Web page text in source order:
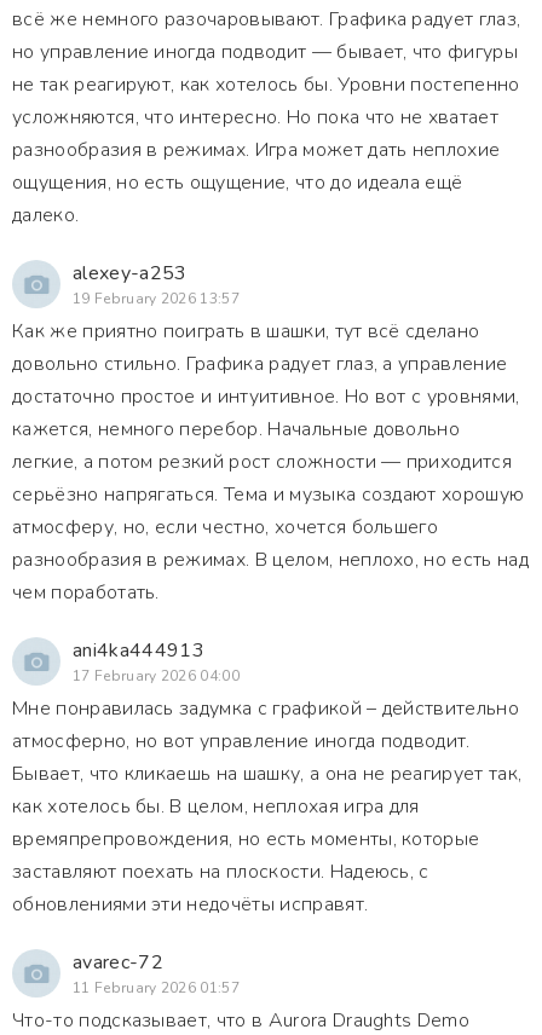
всё же немного разочаровывают. Графика радует глаз,
но управление иногда подводит — бывает, что фигуры
не так реагируют, как хотелось бы. Уровни постепенно
усложняются, что интересно. Но пока что не хватает
разнообразия в режимах. Игра может дать неплохие
ощущения, но есть ощущение, что до идеала ещё
далеко.
alexey-a253
19 February 2026 13:57
Как же приятно поиграть в шашки, тут всё сделано
довольно стильно. Графика радует глаз, а управление
достаточно простое и интуитивное. Но вот с уровнями,
кажется, немного перебор. Начальные довольно
легкие, а потом резкий рост сложности — приходится
серьёзно напрягаться. Тема и музыка создают хорошую
атмосферу, но, если честно, хочется большего
разнообразия в режимах. В целом, неплохо, но есть над
чем поработать.
ani4ka444913
17 February 2026 04:00
Мне понравилась задумка с графикой – действительно
атмосферно, но вот управление иногда подводит.
Бывает, что кликаешь на шашку, а она не реагирует так,
как хотелось бы. В целом, неплохая игра для
времяпрепровождения, но есть моменты, которые
заставляют поехать на плоскости. Надеюсь, с
обновлениями эти недочёты исправят.
avarec-72
11 February 2026 01:57
Что-то подсказывает, что в Aurora Draughts Demo